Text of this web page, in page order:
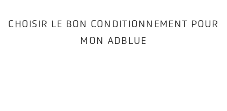
CHOISIR LE BON CONDITIONNEMENT POUR
MON ADBLUE